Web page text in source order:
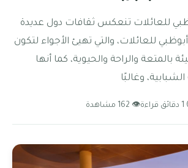
للعائلات تنعكس ثقافات دول عديدة
للعائلات، والتي تهيئ الأجواء لتكون
بالمتعة والراحة والحيوية، كما أنها
وغالبًا
👁 162 مشاهدة